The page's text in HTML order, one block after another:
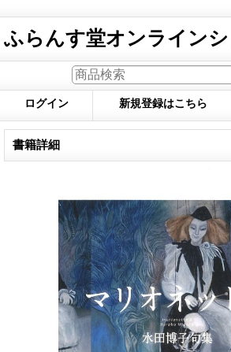
ふらんす堂オンライン
ログイン 新規登録はこちら
書籍詳細